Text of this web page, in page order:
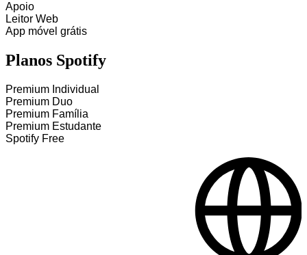
Apoio
Leitor Web
App móvel grátis
Planos Spotify
Premium Individual
Premium Duo
Premium Família
Premium Estudante
Spotify Free